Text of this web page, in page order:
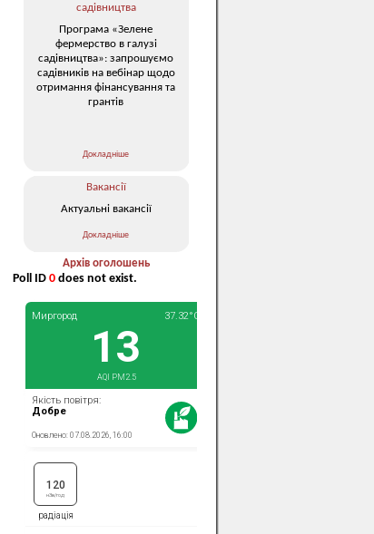
садівництва
Програма «Зелене
фермерство в галузі
садівництва»: запрошуємо
садівників на вебінар щодо
отримання фінансування та
грантів
Докладніше
Вакансії
Актуальні вакансії
Докладніше
Архів оголошень
Poll ID 0 does not exist.